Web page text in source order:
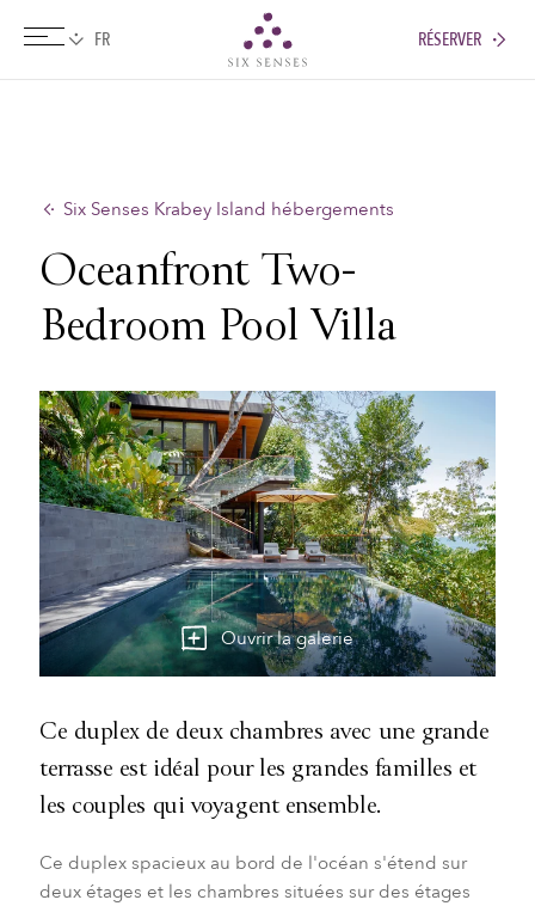
RÉSERVER
Six Senses Krabey Island hébergements
Oceanfront Two-
Bedroom Pool Villa
Ouvrir la galerie
Ce duplex de deux chambres avec une grande
terrasse est idéal pour les grandes familles et
les couples qui voyagent ensemble.
Ce duplex spacieux au bord de l'océan s'étend sur
deux étages et les chambres situées sur des étages